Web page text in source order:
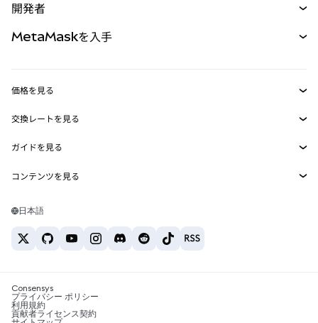
パーペチュアル
RWA
開発者
MetaMask Connect
Snaps
Web3サービス
MetaMaskを入手
セキュリティ
サポート
キャリア
お問い合わせ
価格を見る
イーサリアムの価格
Solanaの価格
Tetherの価格
交換レートを見る
ETH→USD
USDT→INR
BTC→INR
ETH→USDT
ガイドを見る
ETHの購入
USDTの購入
SHIBの購入
BNBの購入
コンテンツを見る
Solanaウォレット
税制関連ニュース
暗号資産の購入方法は？
日本語
Consensys
プライバシー ポリシー
利用規約
貢献者ライセンス契約